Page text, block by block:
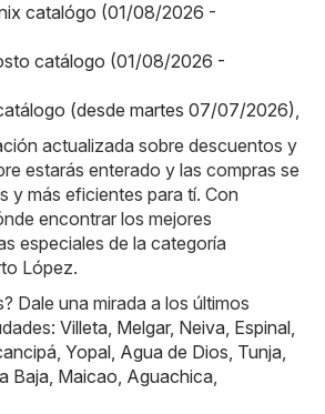
catalógo (01/08/2026 -
catálogo (01/08/2026 -
(desde martes 07/07/2026),
actualizada sobre descuentos y
estarás enterado y las compras se
y más eficientes para tí. Con
encontrar los mejores
especiales de la categoría
López.
Dale una mirada a los últimos
Villeta, Melgar, Neiva, Espinal,
, Yopal, Agua de Dios, Tunja,
Baja, Maicao, Aguachica,